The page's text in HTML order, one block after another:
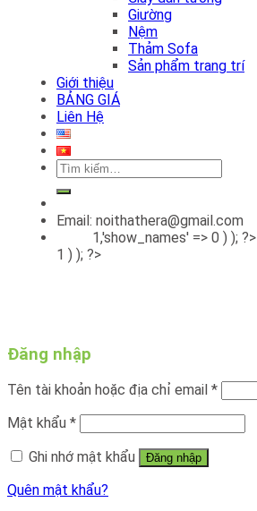
Giường
Nệm
Thảm Sofa
Sản phẩm trang trí
Giới thiệu
BẢNG GIÁ
Liên Hệ
Tìm
kiếm:
Email: noithathera@gmail.com
1,'show_names' => 0 ) ); ?>
1 ) ); ?>
Đăng nhập
Tên tài khoản hoặc địa chỉ email *
Mật khẩu *
Ghi nhớ mật khẩu
Đăng nhập
Quên mật khẩu?